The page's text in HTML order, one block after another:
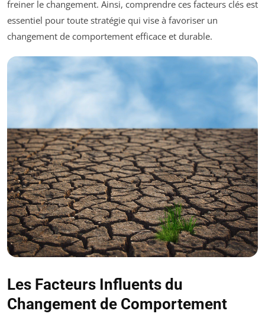
freiner le changement. Ainsi, comprendre ces facteurs clés est
essentiel pour toute stratégie qui vise à favoriser un
changement de comportement efficace et durable.
Les Facteurs Influents du
Changement de Comportement